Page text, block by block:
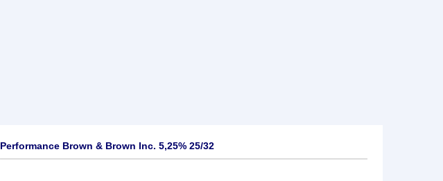
Performance Brown & Brown Inc. 5,25% 25/32